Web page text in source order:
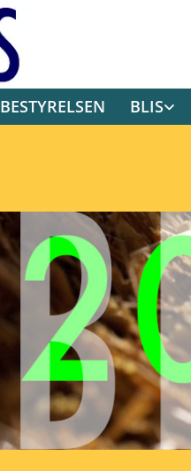
BESTYRELSEN BLIS